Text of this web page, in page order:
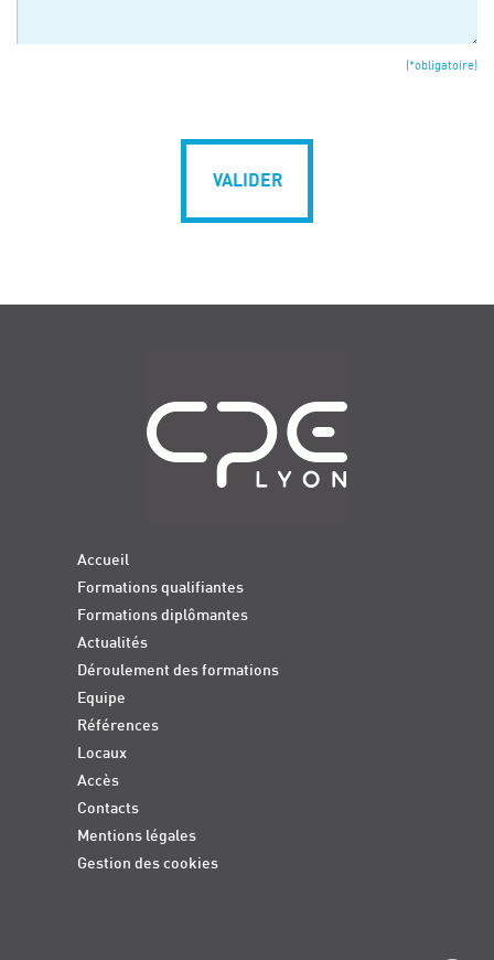
(*obligatoire)
VALIDER
Accueil
Formations qualifiantes
Formations diplômantes
Actualités
Déroulement des formations
Equipe
Références
Locaux
Accès
Contacts
Mentions légales
Gestion des cookies